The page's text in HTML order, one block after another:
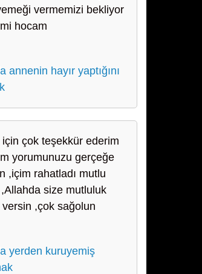
vermemizi bekliyor
hocam
annenin hayır yaptığını
için çok teşekkür ederim
yorumunuzu gerçeğe
,içim rahatladı mutlu
size mutluluk
,çok sağolun
yerden kuruyemiş